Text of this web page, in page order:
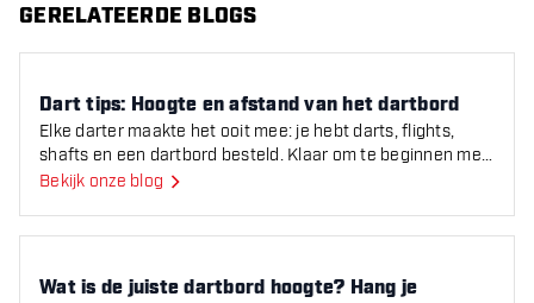
GERELATEERDE BLOGS
Dart tips: Hoogte en afstand van het dartbord
Elke darter maakte het ooit mee: je hebt darts, flights,
shafts en een dartbord besteld. Klaar om te beginnen met
darten! Maar hoe hang ik precies mijn dartbord
Bekijk onze blog
Wat is de juiste dartbord hoogte? Hang je